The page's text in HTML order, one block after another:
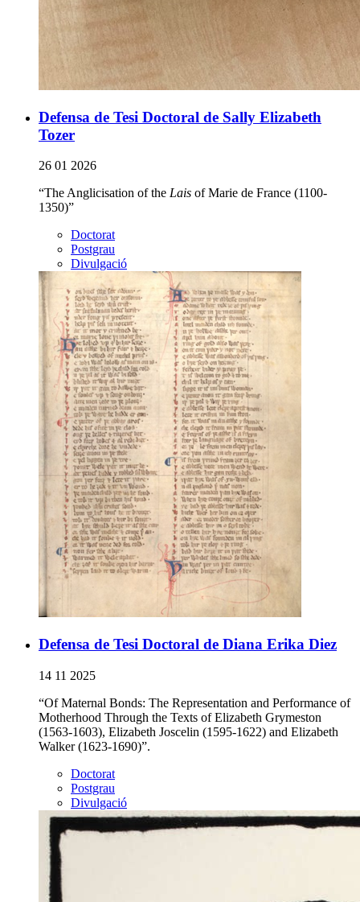
Defensa de Tesi Doctoral de Sally Elizabeth
Tozer
26 01 2026
“The Anglicisation of the Lais of Marie de France (1100-
1350)”
Doctorat
Postgrau
Divulgació
Defensa de Tesi Doctoral de Diana Erika Diez
14 11 2025
“Of Maternal Bonds: The Representation and Performance of
Motherhood Through the Texts of Elizabeth Grymeston
(1563-1603), Elizabeth Joscelin (1595-1622) and Elizabeth
Walker (1623-1690)”.
Doctorat
Postgrau
Divulgació